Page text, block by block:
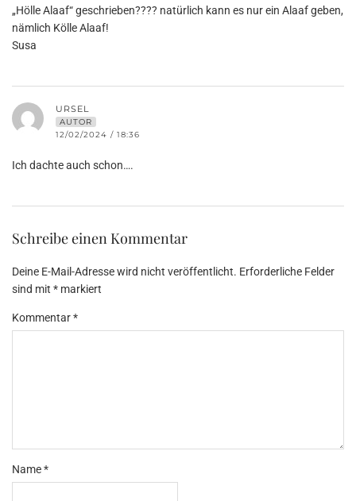
„Hölle Alaaf“ geschrieben???? natürlich kann es nur ein Alaaf geben,
nämlich Kölle Alaaf!
Susa
URSEL
AUTOR
12/02/2024 / 18:36
Ich dachte auch schon….
Schreibe einen Kommentar
Deine E-Mail-Adresse wird nicht veröffentlicht. Erforderliche Felder
sind mit * markiert
Kommentar*
Name*